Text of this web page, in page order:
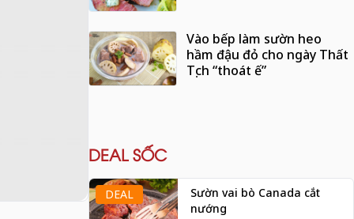
Vào bếp làm sườn heo
hầm đậu đỏ cho ngày Thất
Tịch “thoát ế”
DEAL SỐC
DEAL
Sườn vai bò Canada cắt
nướng